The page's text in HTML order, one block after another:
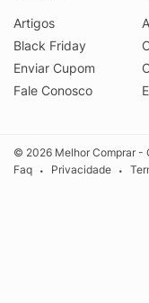
Artigos
Black Friday
Enviar Cupom
Fale Conosco
© 2026 Melhor Comprar -
Faq
• Privacidade •